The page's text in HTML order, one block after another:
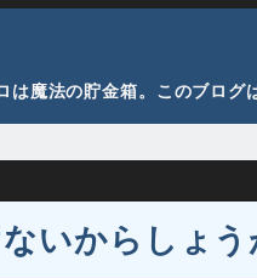
魔法の貯金箱。このブログ
いからしょ